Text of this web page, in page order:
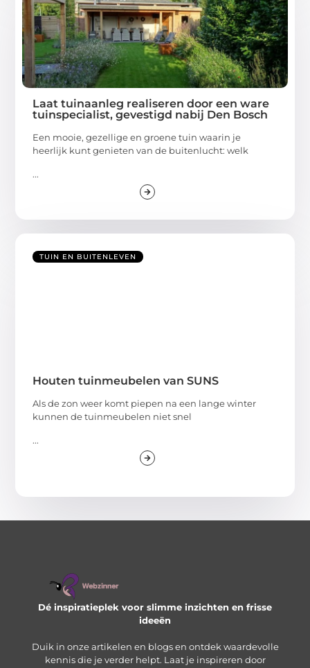
Laat tuinaanleg realiseren door een ware
tuinspecialist, gevestigd nabij Den Bosch
Een mooie, gezellige en groene tuin waarin je
heerlijk kunt genieten van de buitenlucht: welk
...
TUIN EN BUITENLEVEN
Houten tuinmeubelen van SUNS
Als de zon weer komt piepen na een lange winter
kunnen de tuinmeubelen niet snel
...
Dé inspiratieplek voor slimme inzichten en frisse
ideeën
Duik in onze artikelen en blogs en ontdek waardevolle
kennis die je verder helpt. Laat je inspireren door